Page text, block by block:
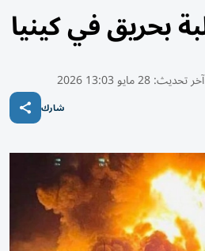
آخر تحديث:28 مايو 13:03 2026
شارك